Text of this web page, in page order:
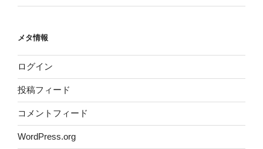
メタ情報
ログイン
投稿フィード
コメントフィード
WordPress.org